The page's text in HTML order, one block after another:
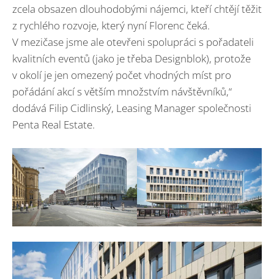
zcela obsazen dlouhodobými nájemci, kteří chtějí těžit
z rychlého rozvoje, který nyní Florenc čeká.
V mezičase jsme ale otevřeni spolupráci s pořadateli
kvalitních eventů (jako je třeba Designblok), protože
v okolí je jen omezený počet vhodných míst pro
pořádání akcí s větším množstvím návštěvníků,“
dodává Filip Cidlinský, Leasing Manager společnosti
Penta Real Estate.